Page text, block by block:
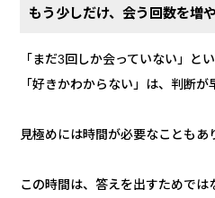
もう少しだけ、会う回数を増
「まだ3回しか会っていない」と
「好きかわからない」は、判断が
見極めには時間が必要なこともあ
この時間は、答えを出すためでは